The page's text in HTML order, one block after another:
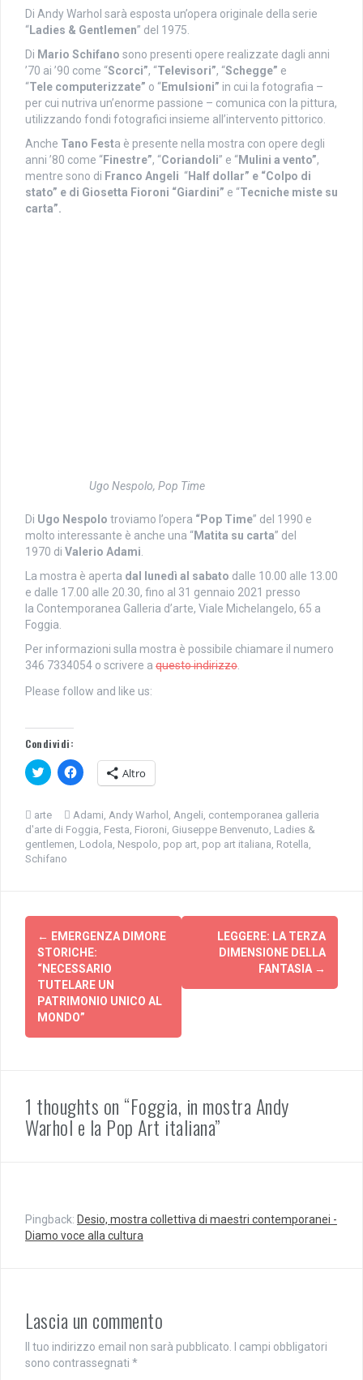
Di AndyWarhol sarà esposta un’opera originale della serie
“Ladies & Gentlemen” del 1975.
Di Mario Schifano sono presenti opere realizzate dagli anni
’70 ai ’90 come “Scorci”, “Televisori”, “Schegge” e
“Tele computerizzate” o “Emulsioni” in cui la fotografia –
per cui nutriva un’enorme passione – comunica con la pittura,
utilizzando fondi fotografici insieme all’intervento pittorico.
Anche Tano Festa è presente nella mostra con opere degli
anni ’80 come “Finestre”, “Coriandoli” e “Mulini a vento”,
mentre sono di Franco Angeli “Half dollar” e “Colpo di
stato” e di Giosetta Fioroni “Giardini” e “Tecniche miste su
carta”.
Ugo Nespolo, Pop Time
Di Ugo Nespolo troviamo l’opera “Pop Time” del 1990 e
molto interessante è anche una “Matita su carta” del
1970 di Valerio Adami
La mostra è aperta dal lunedì al sabato dalle 10.00 alle 13.00
e dalle 17.00 alle 20.30, fino al 31 gennaio 2021 presso
la Contemporanea Galleria d’arte, Viale Michelangelo, 65 a
Foggia.
Per informazioni sulla mostra è possibile chiamare il numero
346 7334054 o scrivere a questo indirizzo
Please follow and like us:
Condividi:
F
a
l
i
c
q
u
i
o
d
i
v
i
d
e
r
e
s
e
r
(
S
i
u
n
a
n
n
e
t
r
a
F
a
l
i
c
p
i
i
d
e
r
e
s
u
F
a
(
S
i
a
p
a
n
u
o
s
t
a
)
Altro
arte Adami Andy Warhol Angeli contemporanea galleria
d'arte di Foggia Festa Fioroni Giuseppe Benvenuto Ladies &
gentlemen Lodola Nespolo pop art pop art italiana Rotella
Schifano
Navigazione
articolo
← EMERGENZA DIMORE
STORICHE:
“NECESSARIO
TUTELARE UN
PATRIMONIO UNICO AL
MONDO”
LEGGERE: LA TERZA
DIMENSIONE DELLA
FANTASIA →
1 thoughts on “Foggia, in mostra Andy
Warhol e la Pop Art italiana”
Pingback: Desio, mostra collettiva di maestri contemporanei -
Diamo voce alla cultura
Lascia un commento
Il tuo indirizzo email non sarà pubblicato. I campi obbligatori
sono contrassegnati *